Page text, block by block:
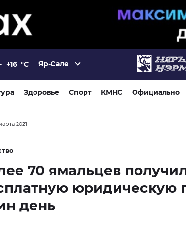
+16 °C Яр-Сале
Здоровье Спорт КМНС Официально
2021
70 ямальцев
юридическую
день